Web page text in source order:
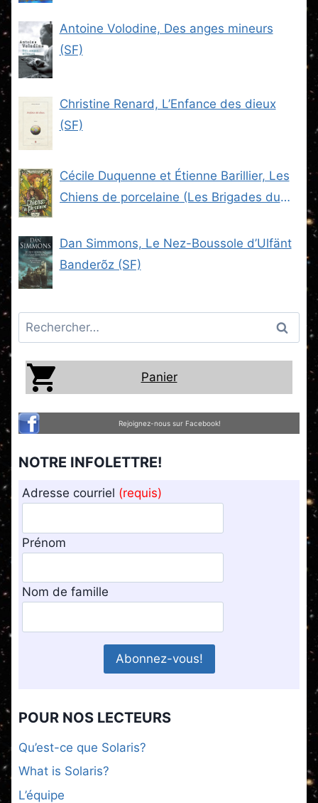
Antoine Volodine, Des anges mineurs
(SF)
Christine Renard, L’Enfance des dieux
(SF)
Cécile Duquenne et Étienne Barillier, Les
Chiens de porcelaine (Les Brigades du
Dan Simmons, Le Nez-Boussole d’Ulfänt
Banderõz (SF)
Rechercher :
Panier
Rejoignez-nous sur Facebook!
NOTRE INFOLETTRE!
Adresse courriel (requis)
Prénom
Nom de famille
POUR NOS LECTEURS
Qu’est-ce que Solaris?
What is Solaris?
L’équipe